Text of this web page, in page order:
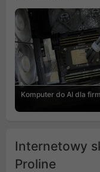
Komputer do AI dla
Internetowy
Proline